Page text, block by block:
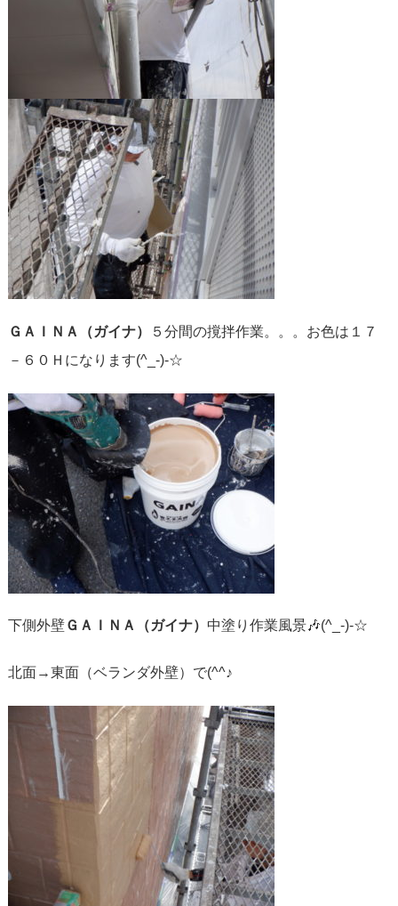
ＧＡＩＮＡ（ガイナ）
５分間の撹拌作業。。。お色は１７
－６０Ｈになります(^_-)-☆
下側外壁ＧＡＩＮＡ（ガイナ） 中塗り作業風景🎶(^_-)-☆
北面→東面（ベランダ外壁）で(^^♪